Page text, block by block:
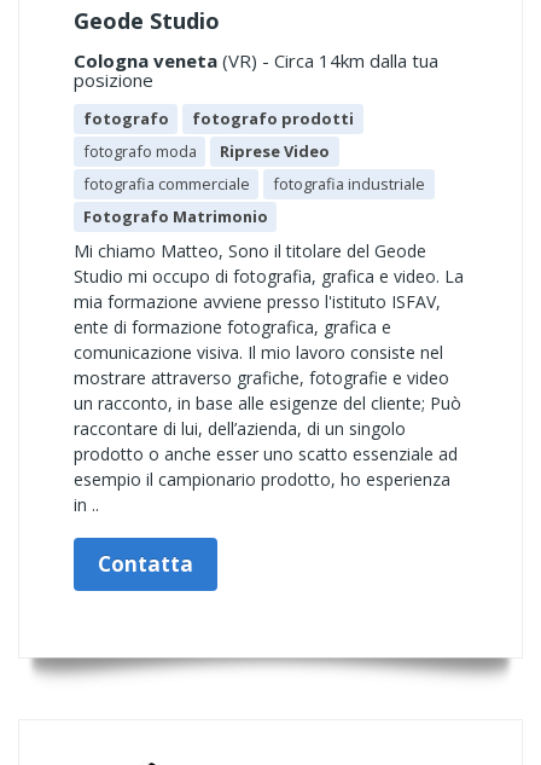
Geode Studio
Cologna veneta (VR) - Circa 14km dalla tua
posizione
fotografo
fotografo prodotti
fotografo moda
Riprese Video
fotografia commerciale
fotografia industriale
Fotografo Matrimonio
Mi chiamo Matteo, Sono il titolare del Geode
Studio mi occupo di fotografia, grafica e video. La
mia formazione avviene presso l'istituto ISFAV,
ente di formazione fotografica, grafica e
comunicazione visiva. Il mio lavoro consiste nel
mostrare attraverso grafiche, fotografie e video
un racconto, in base alle esigenze del cliente; Può
raccontare di lui, dell’azienda, di un singolo
prodotto o anche esser uno scatto essenziale ad
esempio il campionario prodotto, ho esperienza
in ..
Contatta